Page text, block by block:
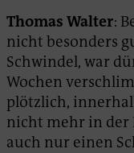
Thomas Walter:
nicht besonders
Schwindel, war
Wochen
plötzlich,
nicht mehr in der
auch nur einen